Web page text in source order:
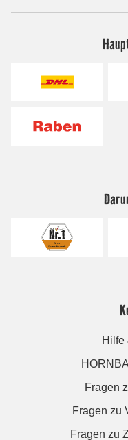
Hilfe
Fragen
Fragen zu
Fragen zu